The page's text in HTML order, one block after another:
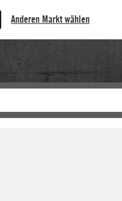
Anderen Markt wählen